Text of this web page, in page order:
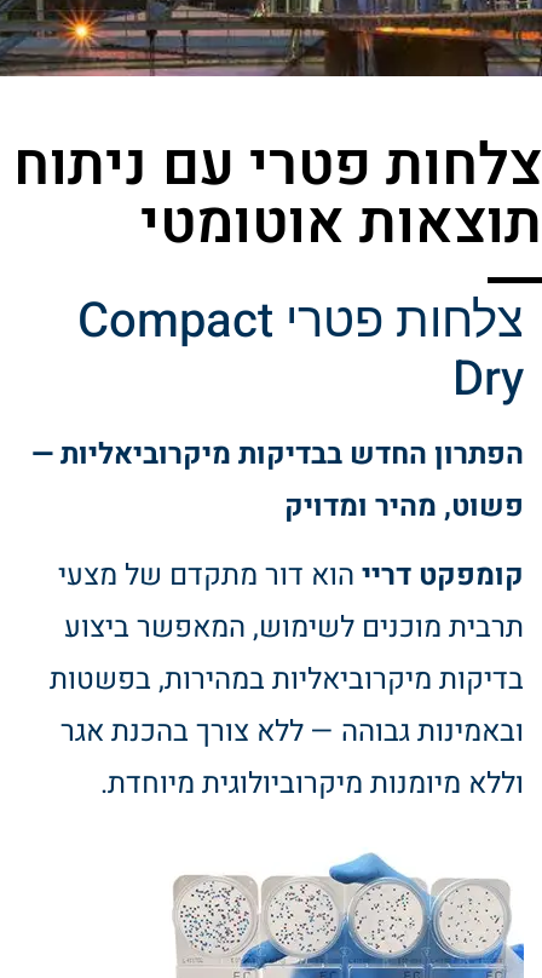
צלחות פטרי עם ניתוח
תוצאות אוטומטי
צלחות פטרי Compact
Dry
הפתרון החדש בבדיקות מיקרוביאליות —
פשוט, מהיר ומדויק
קומפקט דריי הוא דור מתקדם של מצעי
תרבית מוכנים לשימוש, המאפשר ביצוע
בדיקות מיקרוביאליות במהירות, בפשטות
ובאמינות גבוהה — ללא צורך בהכנת אגר
וללא מיומנות מיקרוביולוגית מיוחדת.